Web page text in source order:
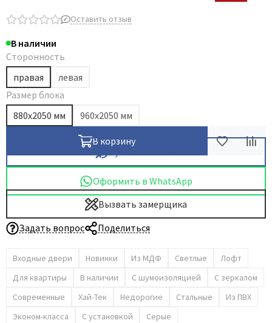
Bravo
Bussare
Comaglio
Comit
Covali
Dircode
El Porta
Fimet
Fuaro
Hausdoors
HSU
Оставить отзыв
В наличии
Сторонность
правая
левая
Размер блока
880х2050 мм
960х2050 мм
В корзину
Оформить в WhatsApp
Вызвать замерщика
Задать вопрос
Поделиться
Входные двери Новинки Из МДФ Светлые
Лофт
Для квартиры
В наличии С шумоизоляцией
С зеркалом
Современные
Хай-Тек Недорогие Стальные
Из ПВХ
Эконом-класса
С установкой Серые